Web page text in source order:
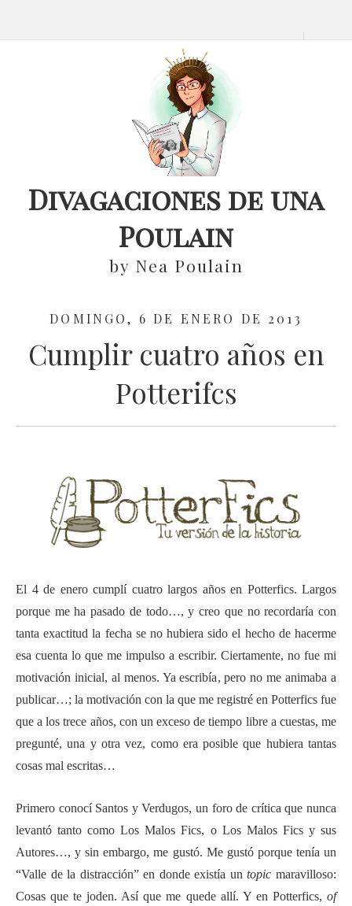
Divagaciones de una
Poulain
by Nea Poulain
DOMINGO, 6 DE ENERO DE 2013
Cumplir cuatro años en
Potterifcs
El 4 de enero cumplí cuatro largos años en Potterfics. Largos
porque me ha pasado de todo…, y creo que no recordaría con
tanta exactitud la fecha se no hubiera sido el hecho de hacerme
esa cuenta lo que me impulso a escribir. Ciertamente, no fue mi
motivación inicial, al menos. Ya escribía, pero no me animaba a
publicar…; la motivación con la que me registré en Potterfics fue
que a los trece años, con un exceso de tiempo libre a cuestas, me
pregunté, una y otra vez, como era posible que hubiera tantas
cosas mal escritas…
Primero conocí Santos y Verdugos, un foro de crítica que nunca
levantó tanto como Los Malos Fics, o Los Malos Fics y sus
Autores…, y sin embargo, me gustó. Me gustó porque tenía un
“Valle de la distracción” en donde existía untopic maravilloso:
Cosas que te joden. Así que me quede allí. Y en Potterfics, of